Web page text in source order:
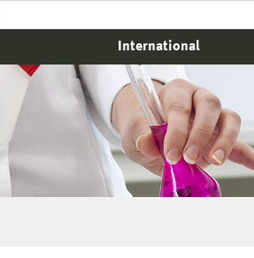
International